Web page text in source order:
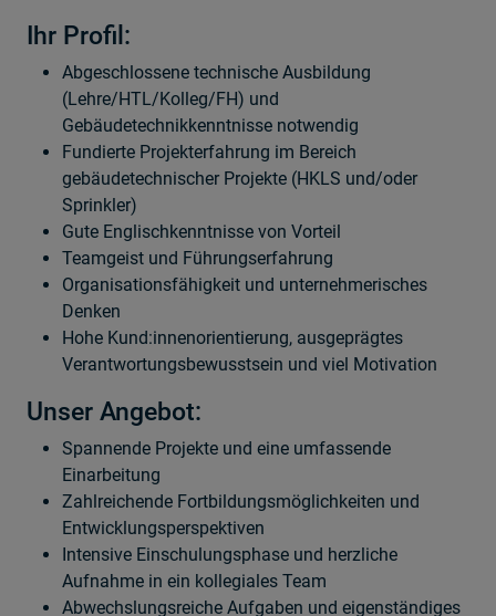
Ihr Profil:
Abgeschlossene technische Ausbildung
(Lehre/HTL/Kolleg/FH) und
Gebäudetechnikkenntnisse notwendig
Fundierte Projekterfahrung im Bereich
gebäudetechnischer Projekte (HKLS und/oder
Sprinkler)
Gute Englischkenntnisse von Vorteil
Teamgeist und Führungserfahrung
Organisationsfähigkeit und unternehmeri­sches
Denken
Hohe Kund:innenorientierung, ausgeprägtes
Verantwortungsbewusstsein und viel Motivation
Unser Angebot:
Spannende Projekte und eine umfassende
Einarbeitung
Zahlreichende Fortbildungsmöglichkeiten und
Entwicklungsperspektiven
Intensive Einschulungsphase und herzliche
Aufnahme in ein kollegiales Team
Abwechslungsreiche Aufgaben und eigenständiges